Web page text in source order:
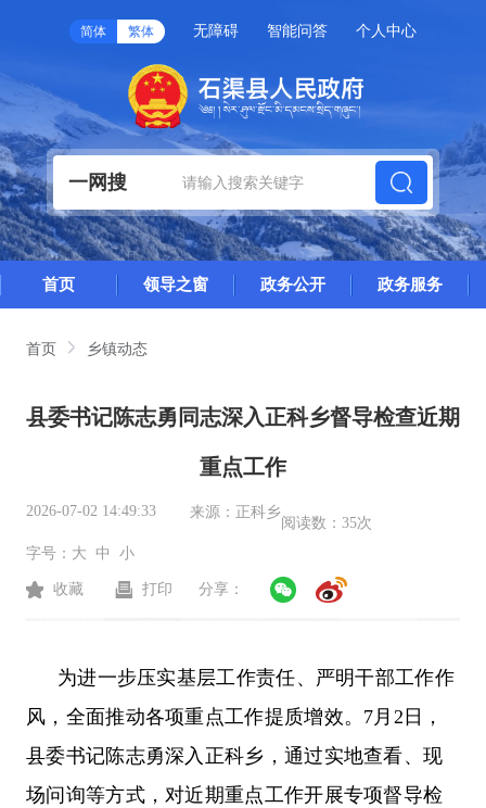
简体 繁体 无障碍 智能问答 个人中心
一网搜
首页 领导之窗 政务公开 政务服务
首页 乡镇动态
县委书记陈志勇同志深入正科乡督导检查近期
重点工作
2026-07-02 14:49:33 来源： 正科乡
阅读数： 35次
字号： 大 中 小
收藏 打印 分享：
为进一步压实基层工作责任、严明干部工作作
风，全面推动各项重点工作提质增效。7月2日，
县委书记陈志勇深入正科乡，通过实地查看、现
场问询等方式，对近期重点工作开展专项督导检